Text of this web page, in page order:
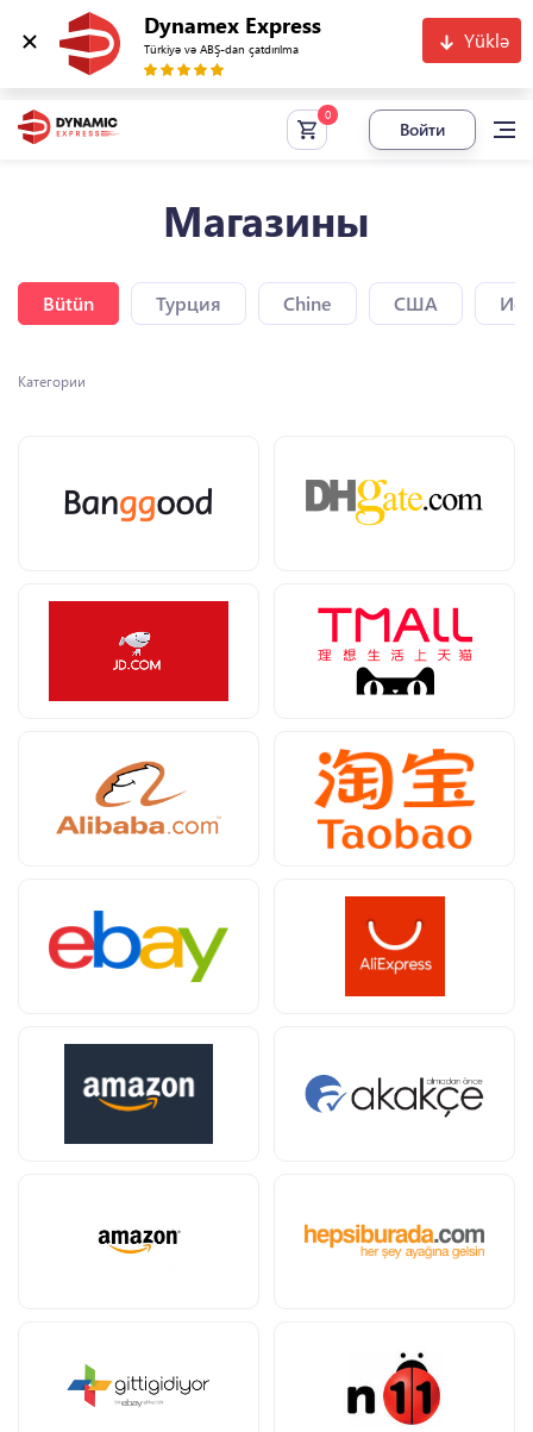
Dynamex Express
Türkiyə və ABŞ-dan çatdırılma Yüklə
Войти
Магазины
Bütün Турция Chine США
Категории